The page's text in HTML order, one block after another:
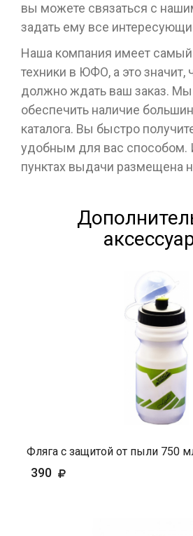
вы можете связаться с
задать ему все
Наша компания имеет
техники в ЮФО, а это значит,
должно ждать ваш заказ.
обеспечить наличие
каталога. Вы быстро
удобным для вас способом.
пунктах выдачи размещена
Фляга с защитой от пыли 750
390